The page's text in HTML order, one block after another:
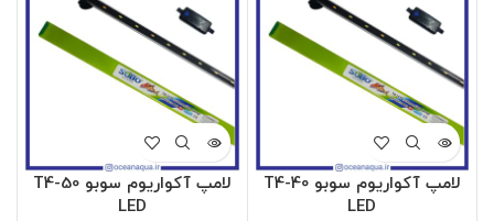
لامپ آکواریوم سوبو T4-40
LED
لامپ آکواریوم سوبو T4-50
LED